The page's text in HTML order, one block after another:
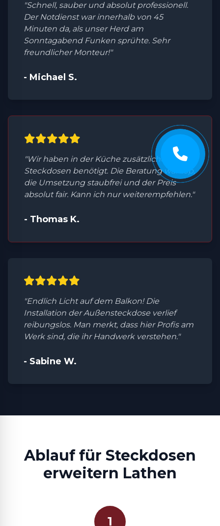
"Schnell, sauber und absolut professionell.
Der Notdienst war innerhalb von 45
Minuten da, als unser Herd am
Sonntagabend Funken sprühte. Sehr
freundlicher Monteur!"
- Michael S.
"Wir haben in der Küche zusätzliche
Steckdosen benötigt. Die Beratung war top,
die Umsetzung staubfrei und der Preis
absolut fair. Kann ich nur weiterempfehlen."
- Thomas K.
"Endlich Licht auf dem Balkon! Die
Installation der Außensteckdose verlief
reibungslos. Man merkt, dass hier Profis am
Werk sind, die ihr Handwerk verstehen."
- Sabine W.
Ablauf für Steckdosen
erweitern Lathen
1